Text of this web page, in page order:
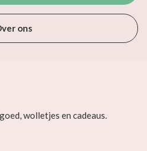
ons
wolletjes en cadeaus.